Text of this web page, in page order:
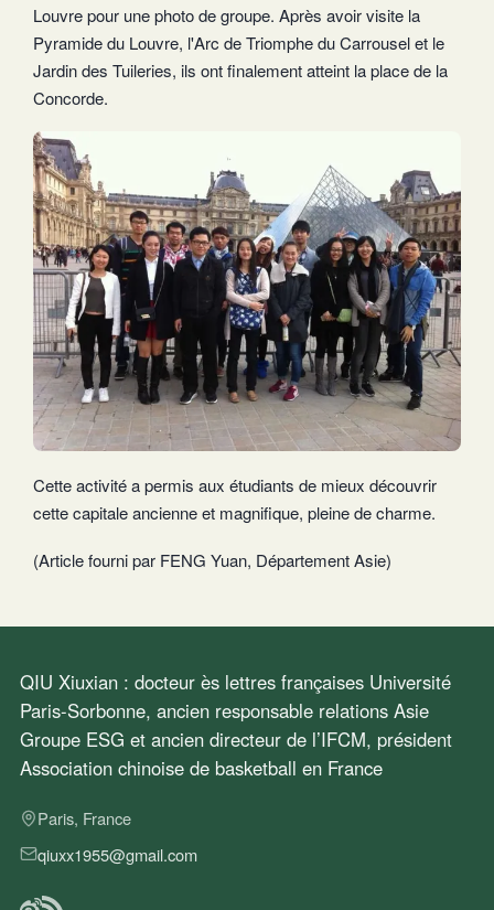
Louvre pour une photo de groupe. Après avoir visite la
Pyramide du Louvre, l'Arc de Triomphe du Carrousel et le
Jardin des Tuileries, ils ont finalement atteint la place de la
Concorde.
Cette activité a permis aux étudiants de mieux découvrir
cette capitale ancienne et magnifique, pleine de charme.
(Article fourni par FENG Yuan, Département Asie)
QIU Xiuxian : docteur ès lettres françaises Université
Paris-Sorbonne, ancien responsable relations Asie
Groupe ESG et ancien directeur de l’IFCM, président
Association chinoise de basketball en France
Paris, France
qiuxx1955@gmail.com